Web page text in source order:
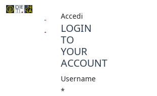
Accedi
LOGIN
TO
YOUR
ACCOUNT
Username
*